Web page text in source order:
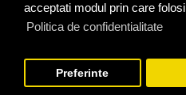
acceptati modul prin care
Politica de confidentialitate
Preferinte